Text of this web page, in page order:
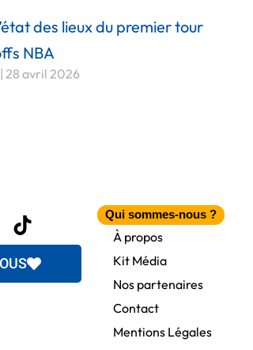
des lieux du premier tour
NBA
28 avril 2026
Tiktok Qui sommes-nous ?
À propos
Kit Média
Nos partenaires
Contact
Mentions Légales